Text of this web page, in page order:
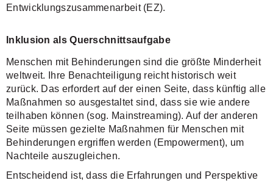
Entwicklungszusammenarbeit (EZ).
Inklusion als Querschnittsaufgabe
Menschen mit Behinderungen sind die größte Minderheit
weltweit. Ihre Benachteiligung reicht historisch weit
zurück. Das erfordert auf der einen Seite, dass künftig alle
Maßnahmen so ausgestaltet sind, dass sie wie andere
teilhaben können (sog. Mainstreaming). Auf der anderen
Seite müssen gezielte Maßnahmen für Menschen mit
Behinderungen ergriffen werden (Empowerment), um
Nachteile auszugleichen.
Entscheidend ist, dass die Erfahrungen und Perspektive